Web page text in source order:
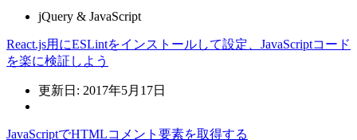
jQuery & JavaScript
React.js用にESLintをインストールして設定、JavaScriptコード
を楽に検証しよう
更新日: 2017年5月17日
JavaScriptでHTMLコメント要素を取得する